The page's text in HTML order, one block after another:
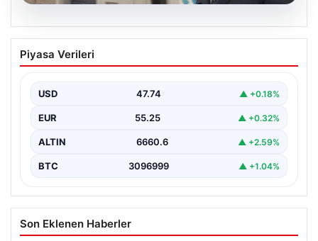
06.08.2026
Ertuğrul Özkök ifade verdi. “Aklımın
ucundan bile geçmez”
Piyasa Verileri
USD 47.74 ▲ +0.18%
EUR 55.25 ▲ +0.32%
ALTIN 6660.6 ▲ +2.59%
BTC 3096999 ▲ +1.04%
Son Eklenen Haberler